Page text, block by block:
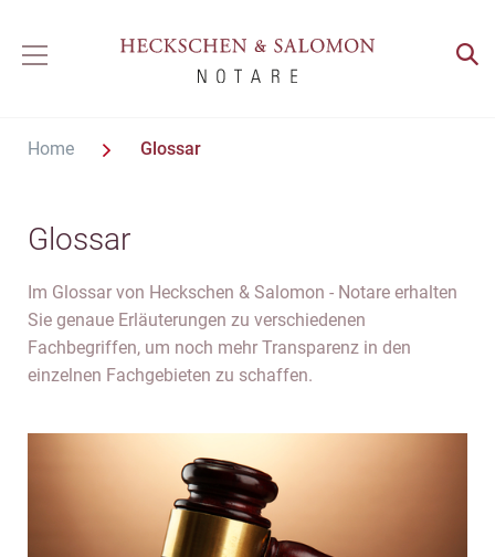
Home Glossar
Glossar
Im Glossar von Heckschen & Salomon - Notare erhalten
Sie genaue Erläuterungen zu verschiedenen
Fachbegriffen, um noch mehr Transparenz in den
einzelnen Fachgebieten zu schaffen.